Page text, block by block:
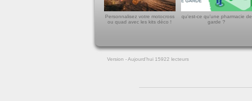
Personnalisez votre motocross
ou quad avec les kits déco !
qu'est-ce qu'une pharmacie de
garde ?
Version - Aujourd'hui 15922 lecteurs